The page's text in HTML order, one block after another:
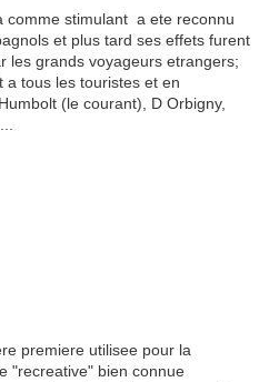
comme stimulant a ete reconnu
et plus tard ses effets furent
les grands voyageurs etrangers;
a tous les touristes et en
(le courant), D Orbigny,
premiere utilisee pour la
"recreative" bien connue